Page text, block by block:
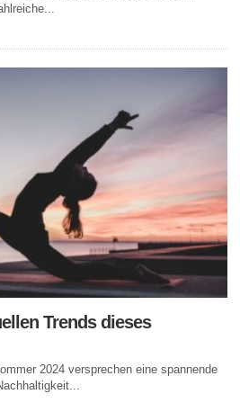
Trends dieses
2024 versprechen eine spannende